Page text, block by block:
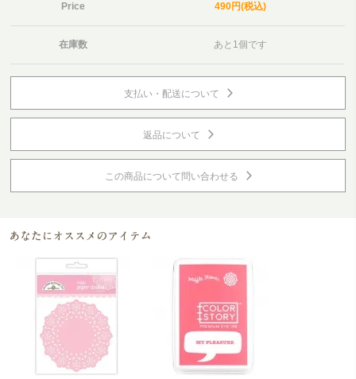
Price 490円(税込)
在庫数 あと1個です
支払い・配送について
返品について
この商品について問い合わせる